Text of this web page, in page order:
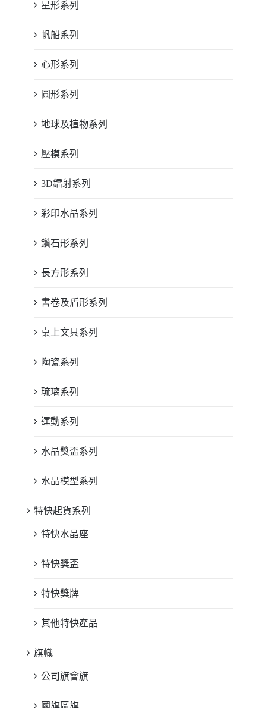
星形系列
帆船系列
心形系列
圓形系列
地球及植物系列
壓模系列
3D鐳射系列
彩印水晶系列
鑽石形系列
長方形系列
書卷及盾形系列
桌上文具系列
陶瓷系列
琉璃系列
運動系列
水晶獎盃系列
水晶模型系列
特快起貨系列
特快水晶座
特快獎盃
特快獎牌
其他特快產品
旗幟
公司旗會旗
國旗區旗